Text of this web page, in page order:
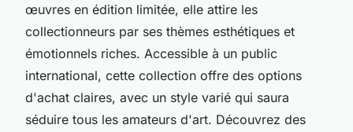
œuvres en édition limitée, elle attire les
collectionneurs par ses thèmes esthétiques et
émotionnels riches. Accessible à un public
international, cette collection offre des options
d'achat claires, avec un style varié qui saura
séduire tous les amateurs d'art. Découvrez des